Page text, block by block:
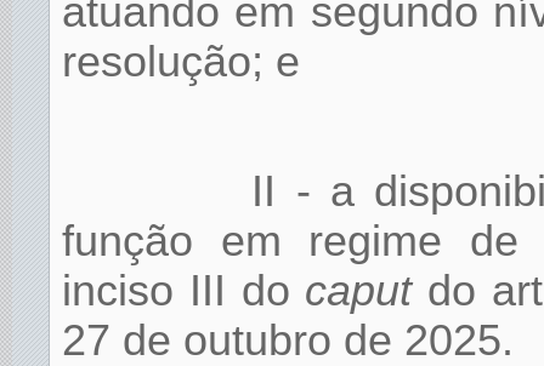
atuando em segundo
resolução; e
II - a
função em regime de
inciso III do caputdo
27 de outubro de 2025.